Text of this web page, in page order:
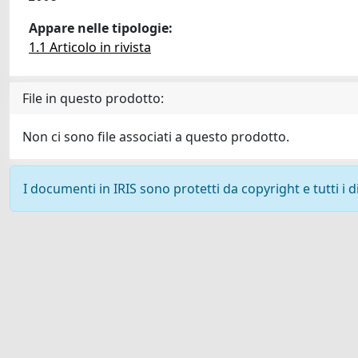
Appare nelle tipologie:
1.1 Articolo in rivista
File in questo prodotto:
Non ci sono file associati a questo prodotto.
I documenti in IRIS sono protetti da copyright e tutti i